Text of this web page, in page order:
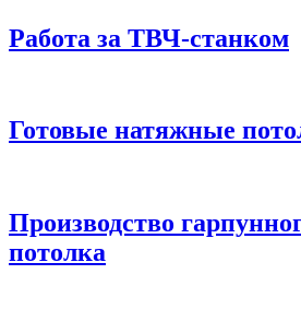
Работа за ТВЧ-станком
Готовые натяжные
Производство
потолка